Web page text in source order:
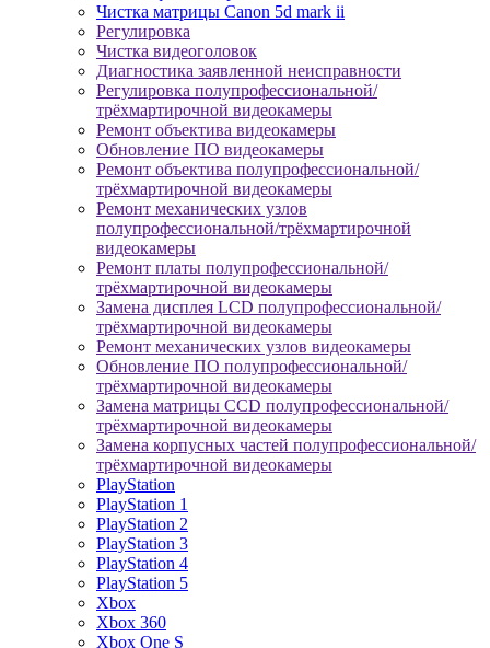
Чистка матрицы Canon 5d mark ii
Регулировка
Чистка видеоголовок
Диагностика заявленной неисправности
Регулировка полупрофессиональной/
трёхмартирочной видеокамеры
Ремонт объектива видеокамеры
Обновление ПО видеокамеры
Ремонт объектива полупрофессиональной/
трёхмартирочной видеокамеры
Ремонт механических узлов
полупрофессиональной/трёхмартирочной
видеокамеры
Ремонт платы полупрофессиональной/
трёхмартирочной видеокамеры
Замена дисплея LCD полупрофессиональной/
трёхмартирочной видеокамеры
Ремонт механических узлов видеокамеры
Обновление ПО полупрофессиональной/
трёхмартирочной видеокамеры
Замена матрицы CCD полупрофессиональной/
трёхмартирочной видеокамеры
Замена корпусных частей полупрофессиональной/
трёхмартирочной видеокамеры
PlayStation
PlayStation 1
PlayStation 2
PlayStation 3
PlayStation 4
PlayStation 5
Xbox
Xbox 360
Xbox One S